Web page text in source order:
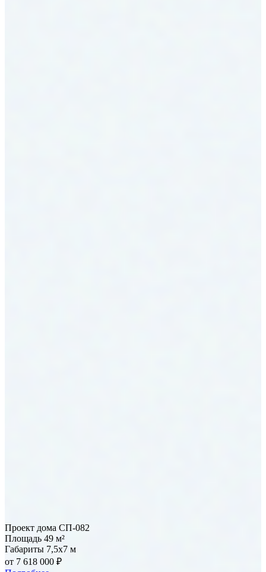
Проект дома СП-082
Площадь 49 м²
Габариты 7,5x7 м
от 7 618 000 ₽